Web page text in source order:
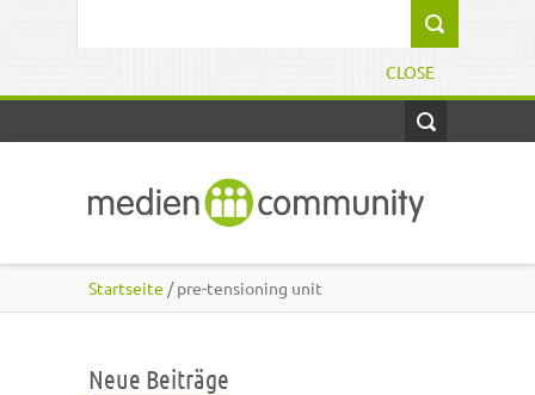
CLOSE
Startseite / pre-tensioning unit
Neue Beiträge